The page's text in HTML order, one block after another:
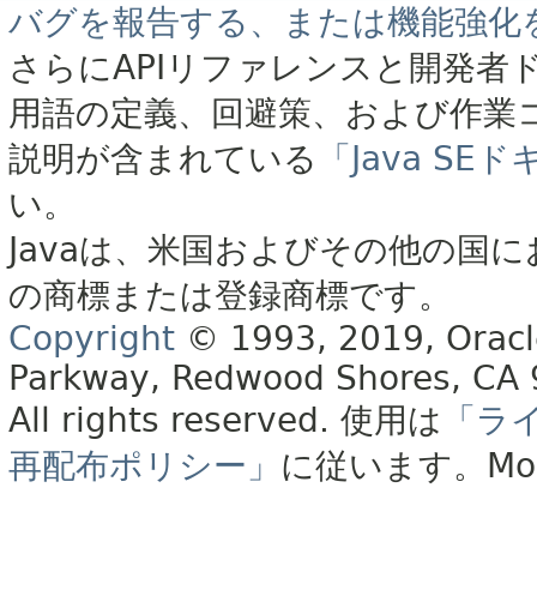
バグを報告する、または機能強化
さらにAPIリファレンスと開発者
用語の定義、回避策、および作
説明が含まれている
「Java SE
い。
Javaは、米国およびその他の国
の商標または登録商標です。
Copyright © 1993, 2019,
Parkway, Redwood Shores, CA
All rights reserved. 使用は 「ラ
再配布ポリシー」 に従います。